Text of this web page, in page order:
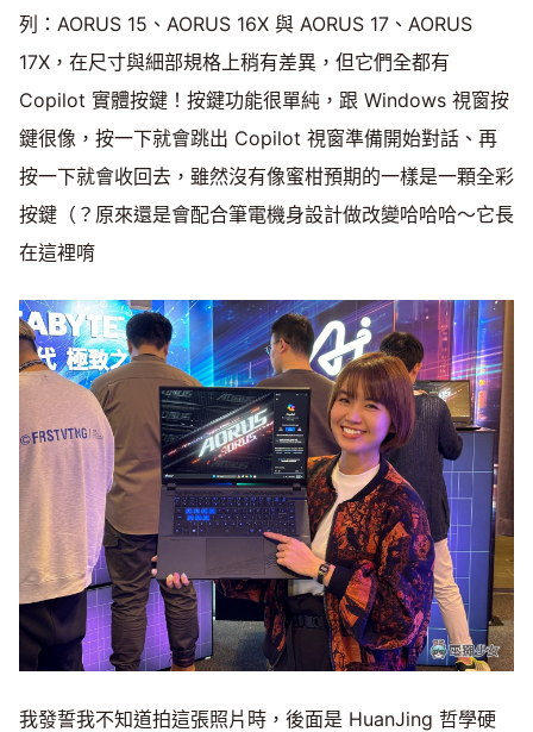
列：AORUS 15、AORUS 16X 與 AORUS 17、AORUS
17X，在尺寸與細部規格上稍有差異，但它們全都有
Copilot 實體按鍵！按鍵功能很單純，跟 Windows 視窗按
鍵很像，按一下就會跳出 Copilot 視窗準備開始對話、再
按一下就會收回去，雖然沒有像蜜柑預期的一樣是一顆全彩
按鍵（？原來還是會配合筆電機身設計做改變哈哈哈～它長
在這裡唷
我發誓我不知道拍這張照片時，後面是 HuanJing 哲學硬